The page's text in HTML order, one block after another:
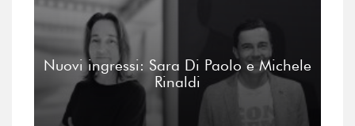
Nuovi ingressi: Sara Di Paolo e Michele
Rinaldi